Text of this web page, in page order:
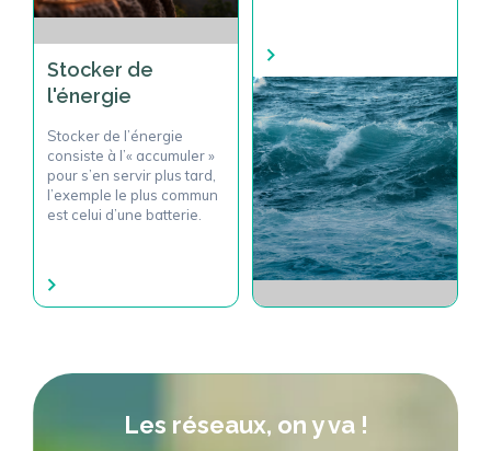
Stocker de
l'énergie
Stocker de l’énergie
consiste à l’« accumuler »
pour s’en servir plus tard,
l’exemple le plus commun
est celui d’une batterie.
Les réseaux, on y va !